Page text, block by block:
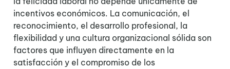
incentivos económicos. La comunicación, el
reconocimiento, el desarrollo profesional, la
flexibilidad y una cultura organizacional sólida son
factores que influyen directamente en la
satisfacción y el compromiso de los